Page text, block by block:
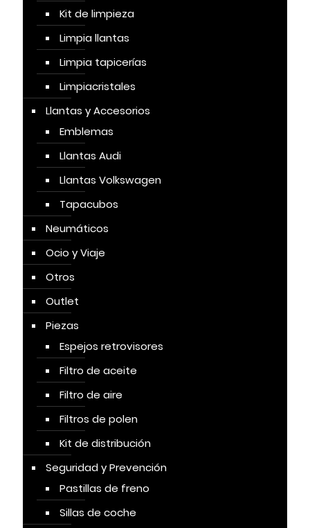
Kit de limpieza
Limpia llantas
Limpia tapicerías
Limpiacristales
Llantas y Accesorios
Emblemas
Llantas Audi
Llantas Volkswagen
Tapacubos
Neumáticos
Ocio y Viaje
Otros
Outlet
Piezas
Espejos retrovisores
Filtro de aceite
Filtro de aire
Filtros de polen
Kit de distribución
Seguridad y Prevención
Pastillas de freno
Sillas de coche